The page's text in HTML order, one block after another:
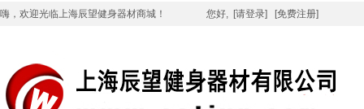
嗨，欢迎光临上海辰望健身器材商城！ 您好, [请登录] [免费注册]